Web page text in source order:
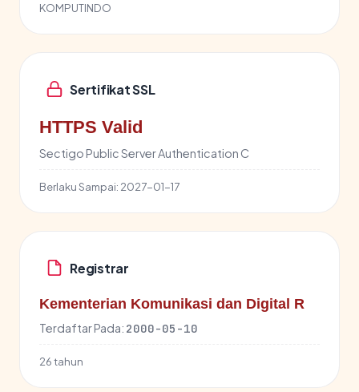
KOMPUTINDO
Sertifikat SSL
HTTPS Valid
Sectigo Public Server Authentication C
Berlaku Sampai: 2027-01-17
Registrar
Kementerian Komunikasi dan Digital R
Terdaftar Pada: 2000-05-10
26 tahun